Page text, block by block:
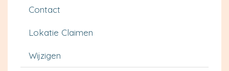
Contact
Lokatie Claimen
Wijzigen